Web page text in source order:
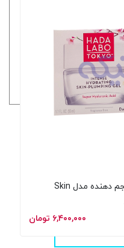
ژل کرم هادالابو توکیو آبرسان و حجم‌ دهنده مدل Skin
۶,۴۰۰,۰۰۰ تومان